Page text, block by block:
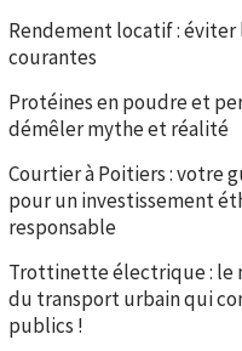
Rendement locatif : éviter
courantes
Protéines en poudre et
démêler mythe et réalité
Courtier à Poitiers : votre
pour un investissement
responsable
Trottinette électrique : le
du transport urbain qui
publics !